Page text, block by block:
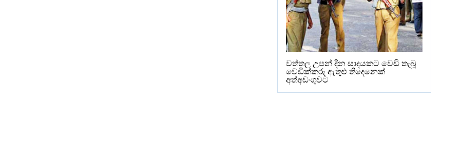
වත්තල උපන් දින සාදයකට වෙඩි තැබූ
වෙඩික්කරු ඇතුළු තිදෙනෙක්
අත්අඩංගුවට